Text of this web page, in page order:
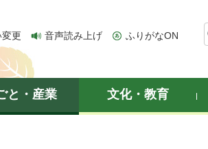
更 音声読み上げ ふりがなON
と・産業 文化・教育